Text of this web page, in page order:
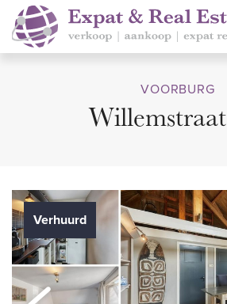
VOORBURG
Willemstraat
Verhuurd